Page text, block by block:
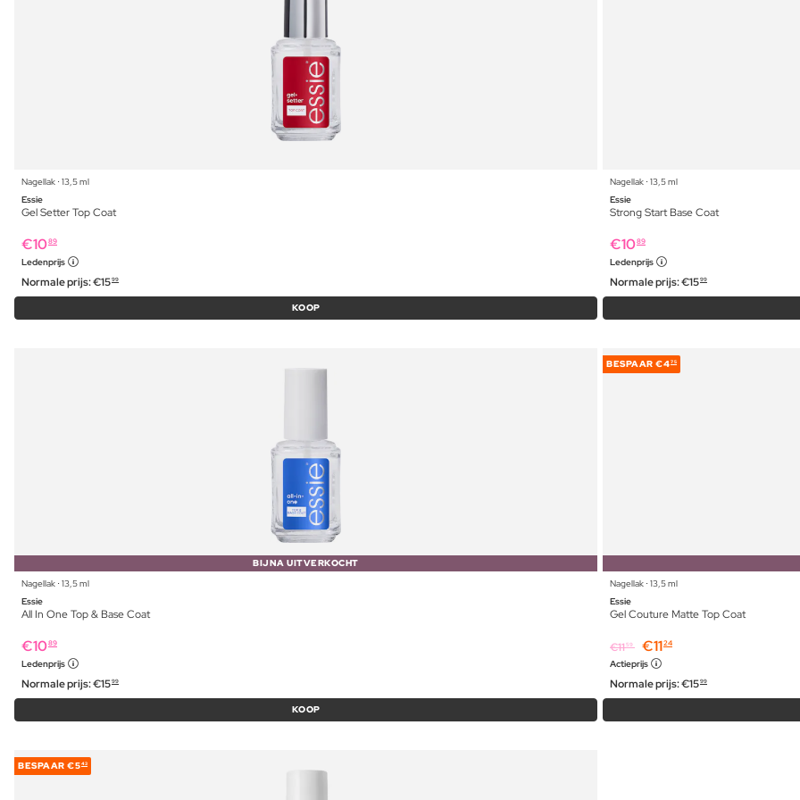
Nagellak ⋅ 13,5 ml
Essie
Gel Setter Top Coat
€1089
Ledenprijs
Normale prijs:€1599
KOOP
Nagellak ⋅ 13,5 ml
Essie
Strong Start Base Coat
€1089
Ledenprijs
Normale prijs:€1599
BIJNA UITVERKOCHT
Nagellak ⋅ 13,5 ml
Essie
All In One Top & Base Coat
€1089
Ledenprijs
Normale prijs:€1599
KOOP
BESPAAR €475
Nagellak ⋅ 13,5 ml
Essie
Gel Couture Matte Top Coat
€1159 €1124
Actieprijs
Normale prijs:€1599
BESPAAR €543